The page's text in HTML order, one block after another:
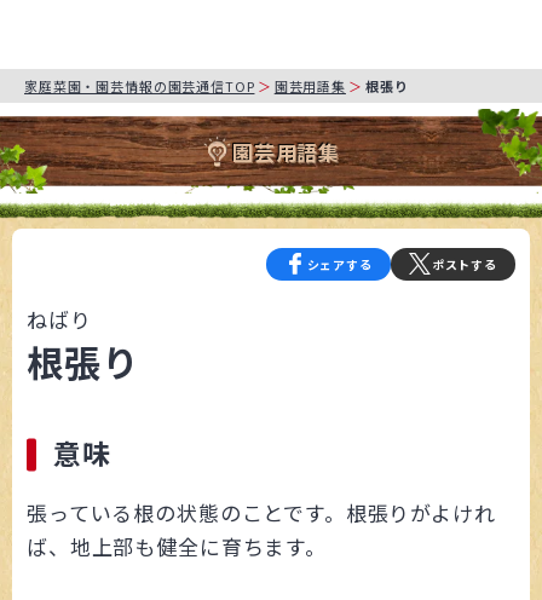
家庭菜園・園芸情報の園芸通信TOP 園芸用語集 根張り
園芸用語集
シェアする ポストする
ねばり
根張り
意味
張っている根の状態のことです。根張りがよけれ
ば、地上部も健全に育ちます。